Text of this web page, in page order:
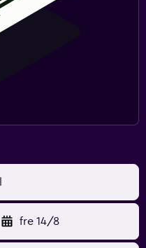
fre 14/8